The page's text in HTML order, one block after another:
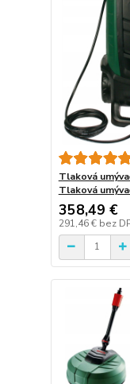
Tlaková
Tlaková
358,49 €
291,46 € bez